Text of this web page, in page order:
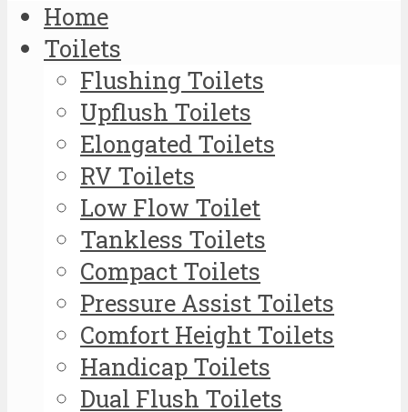
Home
Toilets
Flushing Toilets
Upflush Toilets
Elongated Toilets
RV Toilets
Low Flow Toilet
Tankless Toilets
Compact Toilets
Pressure Assist Toilets
Comfort Height Toilets
Handicap Toilets
Dual Flush Toilets